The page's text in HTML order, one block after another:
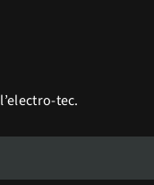
tec.